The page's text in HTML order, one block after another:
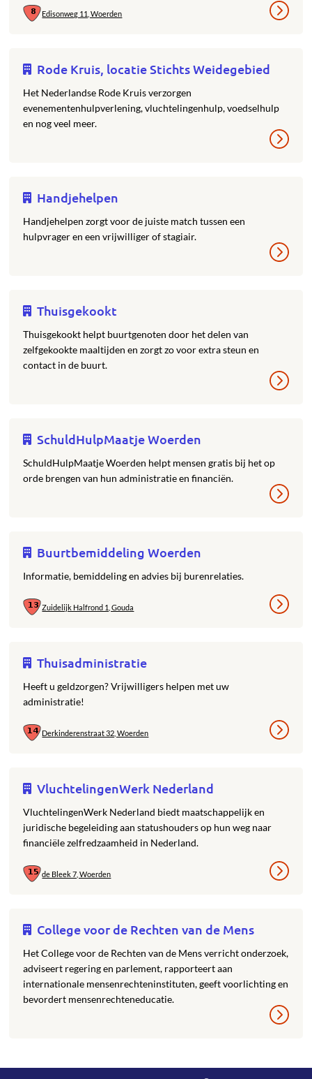
Edisonweg 11, Woerden
Rode Kruis, locatie Stichts Weidegebied
Het Nederlandse Rode Kruis verzorgen
evenementenhulpverlening, vluchtelingenhulp, voedselhulp
en nog veel meer.
Handjehelpen
Handjehelpen zorgt voor de juiste match tussen een
hulpvrager en een vrijwilliger of stagiair.
Thuisgekookt
Thuisgekookt helpt buurtgenoten door het delen van
zelfgekookte maaltijden en zorgt zo voor extra steun en
contact in de buurt.
SchuldHulpMaatje Woerden
SchuldHulpMaatje Woerden helpt mensen gratis bij het op
orde brengen van hun administratie en financiën.
Buurtbemiddeling Woerden
Informatie, bemiddeling en advies bij burenrelaties.
Zuidelijk Halfrond 1, Gouda
Thuisadministratie
Heeft u geldzorgen? Vrijwilligers helpen met uw
administratie!
Derkinderenstraat 32, Woerden
VluchtelingenWerk Nederland
VluchtelingenWerk Nederland biedt maatschappelijk en
juridische begeleiding aan statushouders op hun weg naar
financiële zelfredzaamheid in Nederland.
de Bleek 7, Woerden
College voor de Rechten van de Mens
Het College voor de Rechten van de Mens verricht onderzoek,
adviseert regering en parlement, rapporteert aan
internationale mensenrechteninstituten, geeft voorlichting en
bevordert mensenrechteneducatie.